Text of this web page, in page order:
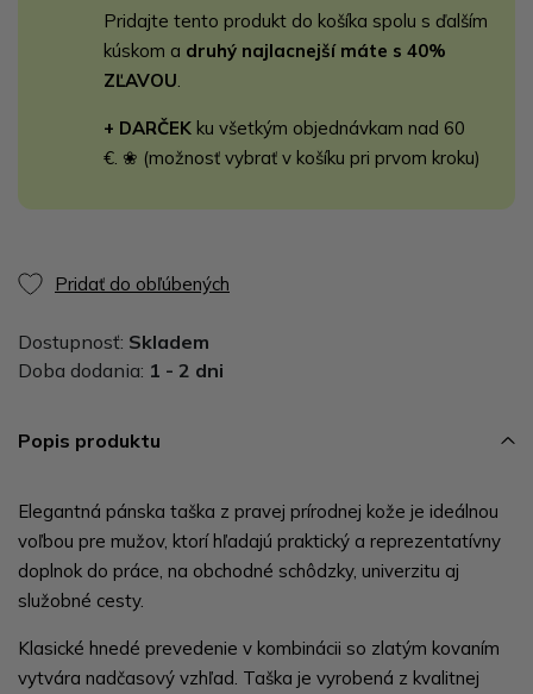
Pridajte tento produkt do košíka spolu s ďalším
kúskom a druhý najlacnejší máte s 40%
ZĽAVOU
+ DARČEK ku všetkým objednávkam nad 60
€. ❀ (možnosť vybrať v košíku pri prvom kroku)
Pridať do obľúbených
Dostupnosť: Skladem
Doba dodania: 1 - 2 dni
Popis produktu
Elegantná pánska taška z pravej prírodnej kože je ideálnou
voľbou pre mužov, ktorí hľadajú praktický a reprezentatívny
doplnok do práce, na obchodné schôdzky, univerzitu aj
služobné cesty.
Klasické hnedé prevedenie v kombinácii so zlatým kovaním
vytvára nadčasový vzhľad. Taška je vyrobená z kvalitnej